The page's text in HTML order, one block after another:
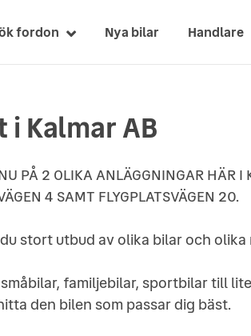
fordon Nya bilar Handlare
i Kalmar AB
PÅ 2 OLIKA ANLÄGGNINGAR HÄR I
4 SAMT FLYGPLATSVÄGEN 20.
stort utbud av olika bilar och
familjebilar, sportbilar till
den bilen som passar dig bäst.